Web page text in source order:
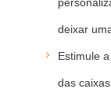
deixar
Estimule
das